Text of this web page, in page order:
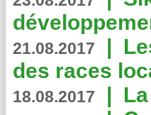
21.08.2017 |
des races
18.08.2017 |